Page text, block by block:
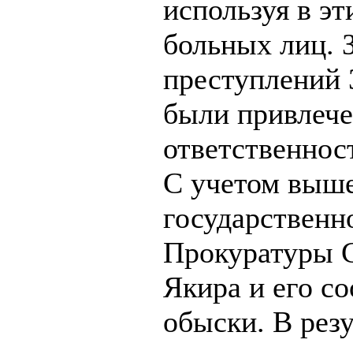
используя в
больных лиц.
были
С учетом
Прокуратуры
Якира и его
обыски. В